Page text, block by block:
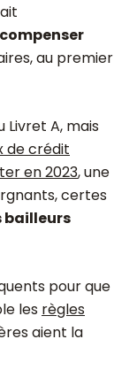
compenser
au premier
A, mais
de crédit
en 2023, une
certes
bailleurs
pour que
les règles
aient la